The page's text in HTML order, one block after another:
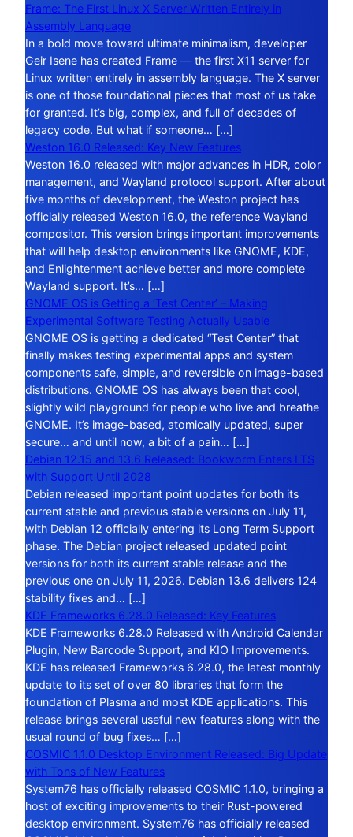
Frame: The First Linux X Server Written Entirely in
Assembly Language
In a bold move toward ultimate minimalism, developer
Geir Isene has created Frame — the first X11 server for
Linux written entirely in assembly language. The X server
is one of those foundational pieces that most of us take
for granted. It’s big, complex, and full of decades of
legacy code. But what if someone… […]
Weston 16.0 Released: Key New Features
Weston 16.0 released with major advances in HDR, color
management, and Wayland protocol support. After about
five months of development, the Weston project has
officially released Weston 16.0, the reference Wayland
compositor. This version brings important improvements
that will help desktop environments like GNOME, KDE,
and Enlightenment achieve better and more complete
Wayland support. It’s… […]
GNOME OS is Getting a ‘Test Center’ – Making
Experimental Software Testing Actually Usable
GNOME OS is getting a dedicated “Test Center” that
finally makes testing experimental apps and system
components safe, simple, and reversible on image-based
distributions. GNOME OS has always been that cool,
slightly wild playground for people who live and breathe
GNOME. It’s image-based, atomically updated, super
secure… and until now, a bit of a pain… […]
Debian 12.15 and 13.6 Released: Bookworm Enters LTS
with Support Until 2028
Debian released important point updates for both its
current stable and previous stable versions on July 11,
with Debian 12 officially entering its Long Term Support
phase. The Debian project released updated point
versions for both its current stable release and the
previous one on July 11, 2026. Debian 13.6 delivers 124
stability fixes and… […]
KDE Frameworks 6.28.0 Released: Key Features
KDE Frameworks 6.28.0 Released with Android Calendar
Plugin, New Barcode Support, and KIO Improvements.
KDE has released Frameworks 6.28.0, the latest monthly
update to its set of over 80 libraries that form the
foundation of Plasma and most KDE applications. This
release brings several useful new features along with the
usual round of bug fixes… […]
COSMIC 1.1.0 Desktop Environment Released: Big Update
with Tons of New Features
System76 has officially released COSMIC 1.1.0, bringing a
host of exciting improvements to their Rust-powered
desktop environment. System76 has officially released